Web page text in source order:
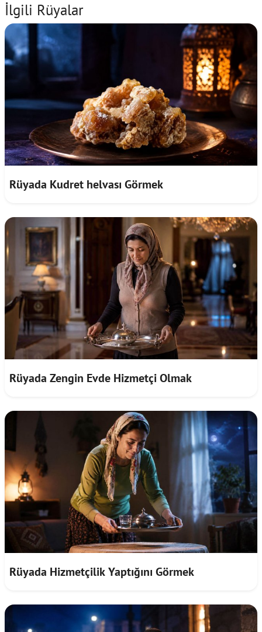
İlgili Rüyalar
Rüyada Kudret helvası Görmek
Rüyada Zengin Evde Hizmetçi Olmak
Rüyada Hizmetçilik Yaptığını Görmek